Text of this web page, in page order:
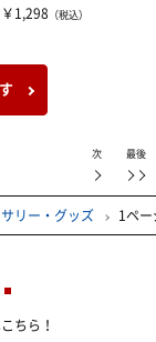
￥1,298 （税込）
次 最後
リー・グッズ 1ペー
ちら！